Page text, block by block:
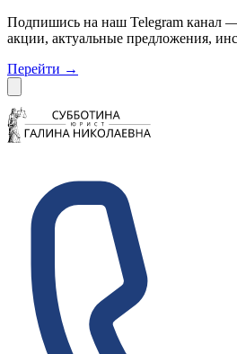
Подпишись на наш Telegram канал
акции, актуальные предложения,
Перейти →